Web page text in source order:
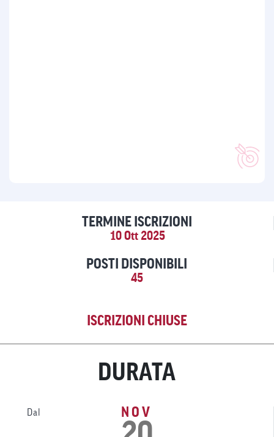
TERMINE ISCRIZIONI
10 Ott 2025
POSTI DISPONIBILI
45
ISCRIZIONI CHIUSE
DURATA
Dal NOV